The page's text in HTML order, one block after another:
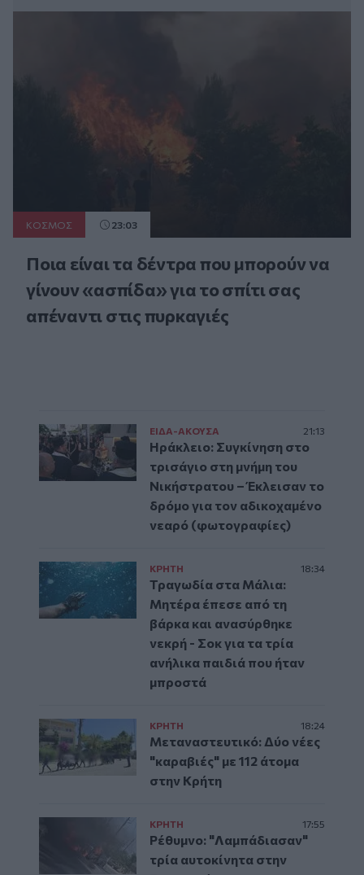
ΚΟΣΜΟΣ 23:03
Ποια είναι τα δέντρα που μπορούν να
γίνουν «ασπίδα» για το σπίτι σας
απέναντι στις πυρκαγιές
ΕΙΔΑ-ΑΚΟΥΣΑ 21:13
Ηράκλειο: Συγκίνηση στο
τρισάγιο στη μνήμη του
Νικήστρατου – Έκλεισαν το
δρόμο για τον αδικοχαμένο
νεαρό (φωτογραφίες)
ΚΡΗΤΗ 18:34
Τραγωδία στα Μάλια:
Μητέρα έπεσε από τη
βάρκα και ανασύρθηκε
νεκρή - Σοκ για τα τρία
ανήλικα παιδιά που ήταν
μπροστά
ΚΡΗΤΗ 18:24
Μεταναστευτικό: Δύο νέες
"καραβιές" με 112 άτομα
στην Κρήτη
ΚΡΗΤΗ 17:55
Ρέθυμνο: "Λαμπάδιασαν"
τρία αυτοκίνητα στην